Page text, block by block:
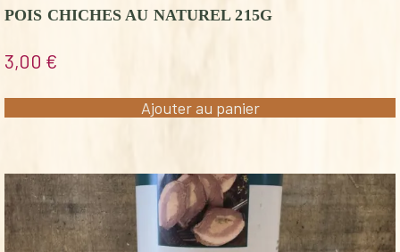
POIS CHICHES AU NATUREL 215G
3,00 €
Ajouter au panier